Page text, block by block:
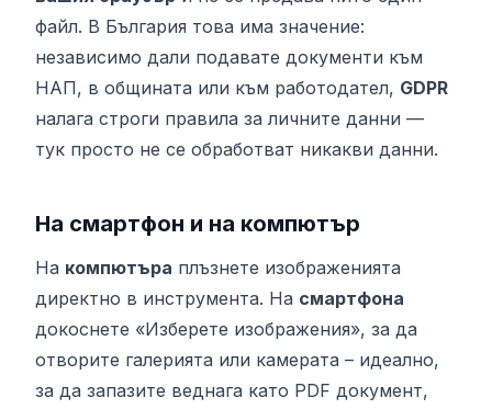
файл. В България това има значение:
независимо дали подавате документи към
НАП, в общината или към работодател, GDPR
налага строги правила за личните данни —
тук просто не се обработват никакви данни.
На смартфон и на компютър
На компютъра плъзнете изображенията
директно в инструмента. На смартфона
докоснете «Изберете изображения», за да
отворите галерията или камерата – идеално,
за да запазите веднага като PDF документ,